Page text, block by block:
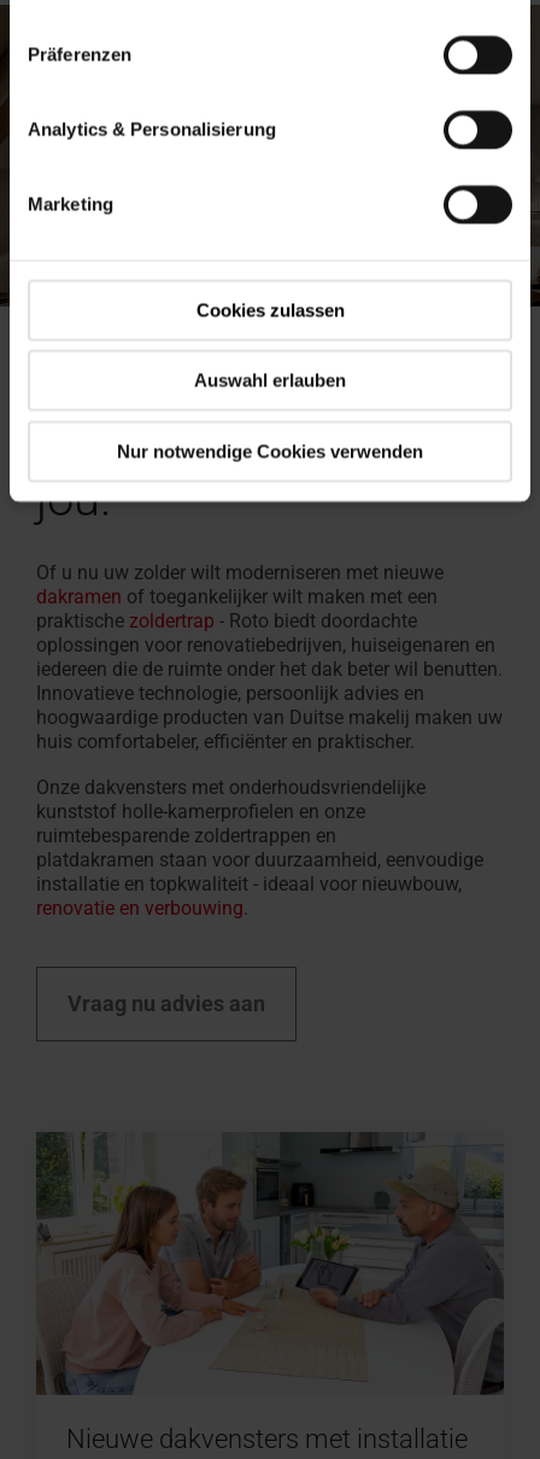
Präferenzen
Analytics & Personalisierung
Marketing
Cookies zulassen
Auswahl erlauben
Nur notwendige Cookies verwenden
Voor elke behoefte.
Voor elk project. Voor
jou.
Of u nu uw zolder wilt moderniseren met nieuwe
dakramen of toegankelijker wilt maken met een
praktische zoldertrap - Roto biedt doordachte
oplossingen voor renovatiebedrijven, huiseigenaren en
iedereen die de ruimte onder het dak beter wil benutten.
Innovatieve technologie, persoonlijk advies en
hoogwaardige producten van Duitse makelij maken uw
huis comfortabeler, efficiënter en praktischer.
Onze dakvensters met onderhoudsvriendelijke
kunststof holle-kamerprofielen en onze
ruimtebesparende zoldertrappen en
platdakramen staan voor duurzaamheid, eenvoudige
installatie en topkwaliteit - ideaal voor nieuwbouw,
renovatie en verbouwing.
Vraag nu advies aan
Nieuwe dakvensters met installatie